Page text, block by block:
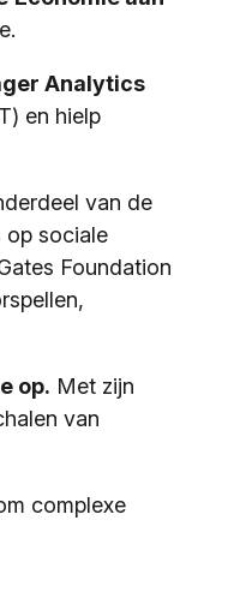
Analytics
en hielp
van de
op sociale
Foundation
op. Met zijn
van
complexe